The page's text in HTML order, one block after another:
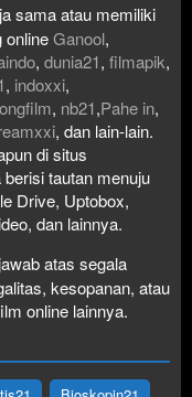
sama atau memiliki
onlineGanool,
, dunia21, filmapik,
, indoxxi,
, nb21,Pahe in,
, dan lain-lain.
di situs
tautan menuju
Drive, Uptobox,
dan lainnya.
atas segala
kesopanan, atau
online lainnya.